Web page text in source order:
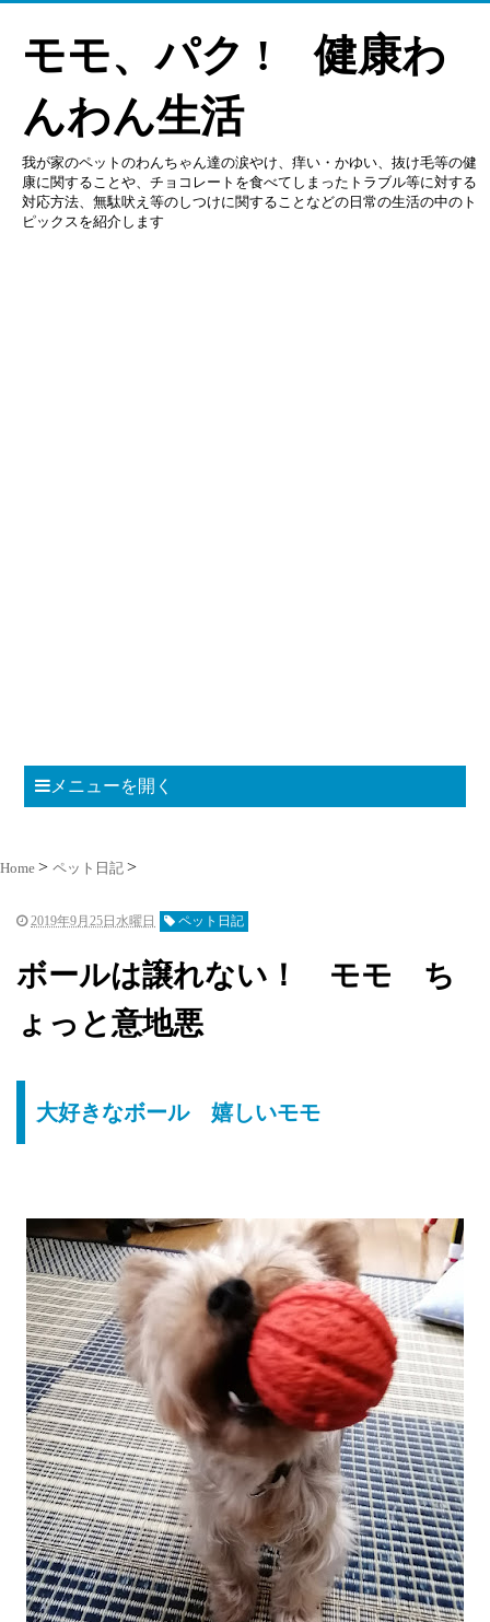
モモ、パク ! 健康わ
んわん生活
我が家のペットのわんちゃん達の涙やけ、痒い・かゆい、抜け毛等の健
康に関することや、チョコレートを食べてしまったトラブル等に対する
対応方法、無駄吠え等のしつけに関することなどの日常の生活の中のト
ピックスを紹介します
メニューを開く
Home ペット日記
2019年9月25日水曜日 ペット日記
ボールは譲れない！ モモ ち
ょっと意地悪
大好きなボール 嬉しいモモ